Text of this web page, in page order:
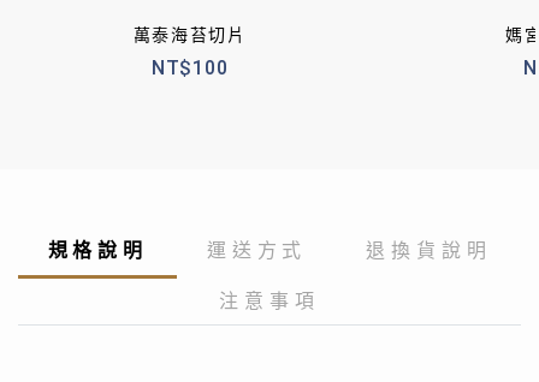
萬泰海苔切片
NT$100
媽
規格說明 運送方式 退換貨說明
注意事項